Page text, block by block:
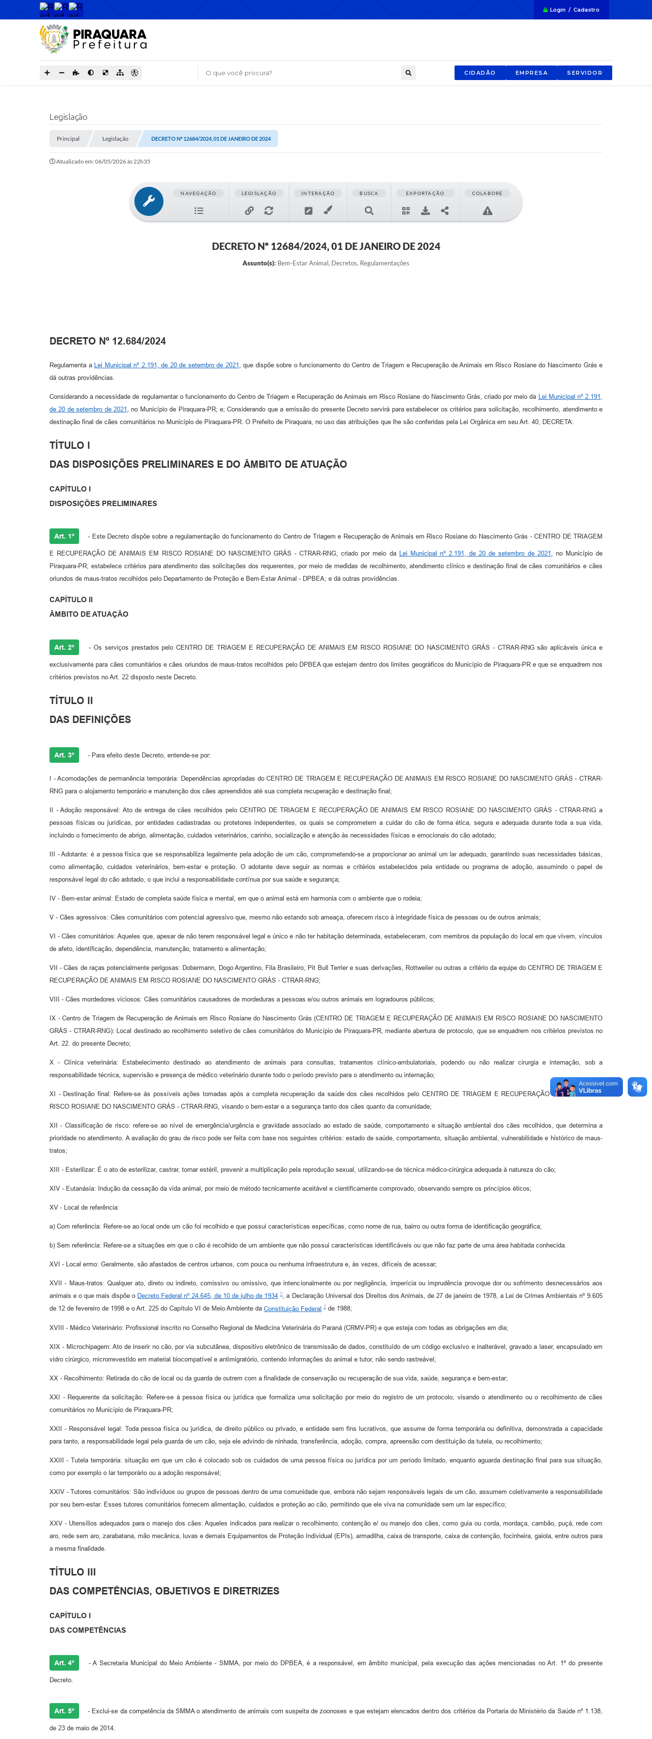
Login / Cadastro
O que você procura? CIDADÃO EMPRESA SERVIDOR
Legislação
Principal Legislação DECRETO Nº 12684/2024, 01 DE JANEIRO DE 2024
Atualizado em: 06/05/2026 às 22h35
NAVEGAÇÃO LEGISLAÇÃO INTERAÇÃO BUSCA EXPORTAÇÃO COLABORE
DECRETO Nº 12684/2024, 01 DE JANEIRO DE 2024
Assunto(s): Bem-Estar Animal, Decretos, Regulamentações
DECRETO Nº 12.684/2024
Regulamenta a Lei Municipal nº 2.191, de 20 de setembro de 2021
, que dispõe sobre o funcionamento do Centro de Triagem e Recuperação de Animais em Risco Rosiane do Nascimento Grás e
dá outras providências.
Considerando a necessidade de regulamentar o funcionamento do Centro de Triagem e Recuperação de Animais em Risco Rosiane do Nascimento Grás, criado por meio da Lei Municipal nº 2.191,
de 20 de setembro de 2021
, no Município de Piraquara-PR; e; Considerando que a emissão do presente Decreto servirá para estabelecer os critérios para solicitação, recolhimento, atendimento e
destinação final de cães comunitários no Município de Piraquara-PR. O Prefeito de Piraquara, no uso das atribuições que lhe são conferidas pela Lei Orgânica em seu Art. 40, DECRETA:
TÍTULO I
DAS DISPOSIÇÕES PRELIMINARES E DO ÂMBITO DE ATUAÇÃO
CAPÍTULO I
DISPOSIÇÕES PRELIMINARES
Art. 1º - Este Decreto dispõe sobre a regulamentação do funcionamento do Centro de Triagem e Recuperação de Animais em Risco Rosiane do Nascimento Grás - CENTRO DE TRIAGEM
E RECUPERAÇÃO DE ANIMAIS EM RISCO ROSIANE DO NASCIMENTO GRÁS - CTRAR-RNG, criado por meio da Lei Municipal nº 2.191, de 20 de setembro de 2021 , no Município de
Piraquara-PR; estabelece critérios para atendimento das solicitações dos requerentes, por meio de medidas de recolhimento, atendimento clínico e destinação final de cães comunitários e cães
oriundos de maus-tratos recolhidos pelo Departamento de Proteção e Bem-Estar Animal - DPBEA; e dá outras providências.
CAPÍTULO II
ÂMBITO DE ATUAÇÃO
Art. 2º - Os serviços prestados pelo CENTRO DE TRIAGEM E RECUPERAÇÃO DE ANIMAIS EM RISCO ROSIANE DO NASCIMENTO GRÁS - CTRAR-RNG são aplicáveis única e
exclusivamente para cães comunitários e cães oriundos de maus-tratos recolhidos pelo DPBEA que estejam dentro dos limites geográficos do Município de Piraquara-PR e que se enquadrem nos
critérios previstos no Art. 22 disposto neste Decreto.
TÍTULO II
DAS DEFINIÇÕES
Art. 3º - Para efeito deste Decreto, entende-se por:
I - Acomodações de permanência temporária: Dependências apropriadas do CENTRO DE TRIAGEM E RECUPERAÇÃO DE ANIMAIS EM RISCO ROSIANE DO NASCIMENTO GRÁS - CTRAR-
RNG para o alojamento temporário e manutenção dos cães apreendidos até sua completa recuperação e destinação final;
II - Adoção responsável: Ato de entrega de cães recolhidos pelo CENTRO DE TRIAGEM E RECUPERAÇÃO DE ANIMAIS EM RISCO ROSIANE DO NASCIMENTO GRÁS - CTRAR-RNG a
pessoas físicas ou jurídicas, por entidades cadastradas ou protetores independentes, os quais se comprometem a cuidar do cão de forma ética, segura e adequada durante toda a sua vida,
incluindo o fornecimento de abrigo, alimentação, cuidados veterinários, carinho, socialização e atenção às necessidades físicas e emocionais do cão adotado;
III - Adotante: é a pessoa física que se responsabiliza legalmente pela adoção de um cão, comprometendo-se a proporcionar ao animal um lar adequado, garantindo suas necessidades básicas,
como alimentação, cuidados veterinários, bem-estar e proteção. O adotante deve seguir as normas e critérios estabelecidos pela entidade ou programa de adoção, assumindo o papel de
responsável legal do cão adotado, o que inclui a responsabilidade contínua por sua saúde e segurança;
IV - Bem-estar animal: Estado de completa saúde física e mental, em que o animal está em harmonia com o ambiente que o rodeia;
V - Cães agressivos: Cães comunitários com potencial agressivo que, mesmo não estando sob ameaça, oferecem risco à integridade física de pessoas ou de outros animais;
VI - Cães comunitários: Aqueles que, apesar de não terem responsável legal e único e não ter habitação determinada, estabeleceram, com membros da população do local em que vivem, vínculos
de afeto, identificação, dependência, manutenção, tratamento e alimentação;
VII - Cães de raças potencialmente perigosas: Dobermann, Dogo Argentino, Fila Brasileiro, Pit Bull Terrier e suas derivações, Rottweiler ou outras a critério da equipe do CENTRO DE TRIAGEM E
RECUPERAÇÃO DE ANIMAIS EM RISCO ROSIANE DO NASCIMENTO GRÁS - CTRAR-RNG;
VIII - Cães mordedores viciosos: Cães comunitários causadores de mordeduras a pessoas e/ou outros animais em logradouros públicos;
IX - Centro de Triagem de Recuperação de Animais em Risco Rosiane do Nascimento Grás (CENTRO DE TRIAGEM E RECUPERAÇÃO DE ANIMAIS EM RISCO ROSIANE DO NASCIMENTO
GRÁS - CTRAR-RNG): Local destinado ao recolhimento seletivo de cães comunitários do Município de Piraquara-PR, mediante abertura de protocolo, que se enquadrem nos critérios previstos no
Art. 22. do presente Decreto;
X - Clínica veterinária: Estabelecimento destinado ao atendimento de animais para consultas, tratamentos clínico-ambulatoriais, podendo ou não realizar cirurgia e internação, sob a
responsabilidade técnica, supervisão e presença de médico veterinário durante todo o período previsto para o atendimento ou internação;
XI - Destinação final: Refere-se às possíveis ações tomadas após a completa recuperação da saúde dos cães recolhidos pelo CENTRO DE TRIAGEM E RECUPERAÇÃO DE ANIMAIS EM
RISCO ROSIANE DO NASCIMENTO GRÁS - CTRAR-RNG, visando o bem-estar e a segurança tanto dos cães quanto da comunidade;
XII - Classificação de risco: refere-se ao nível de emergência/urgência e gravidade associado ao estado de saúde, comportamento e situação ambiental dos cães recolhidos, que determina a
prioridade no atendimento. A avaliação do grau de risco pode ser feita com base nos seguintes critérios: estado de saúde, comportamento, situação ambiental, vulnerabilidade e histórico de maus-
tratos;
XIII - Esterilizar: É o ato de esterilizar, castrar, tornar estéril, prevenir a multiplicação pela reprodução sexual, utilizando-se de técnica médico-cirúrgica adequada à natureza do cão;
XIV - Eutanásia: Indução da cessação da vida animal, por meio de método tecnicamente aceitável e cientificamente comprovado, observando sempre os princípios éticos;
XV - Local de referência:
a) Com referência: Refere-se ao local onde um cão foi recolhido e que possui características específicas, como nome de rua, bairro ou outra forma de identificação geográfica;
b) Sem referência: Refere-se a situações em que o cão é recolhido de um ambiente que não possui características identificáveis ou que não faz parte de uma área habitada conhecida.
XVI - Local ermo: Geralmente, são afastados de centros urbanos, com pouca ou nenhuma infraestrutura e, às vezes, difíceis de acessar;
XVII - Maus-tratos: Qualquer ato, direto ou indireto, comissivo ou omissivo, que intencionalmente ou por negligência, imperícia ou imprudência provoque dor ou sofrimento desnecessários aos
animais e o que mais dispõe o Decreto Federal nº 24.645, de 10 de julho de 1934
, a Declaração Universal dos Direitos dos Animais, de 27 de janeiro de 1978, a Lei de Crimes Ambientais nº 9.605
de 12 de fevereiro de 1998 e o Art. 225 do Capítulo VI de Meio Ambiente da Constituição Federal de 1988;
XVIII - Médico Veterinário: Profissional inscrito no Conselho Regional de Medicina Veterinária do Paraná (CRMV-PR) e que esteja com todas as obrigações em dia;
XIX - Microchipagem: Ato de inserir no cão, por via subcutânea, dispositivo eletrônico de transmissão de dados, constituído de um código exclusivo e inalterável, gravado a laser, encapsulado em
vidro cirúrgico, microrrevestido em material biocompatível e antimigratório, contendo informações do animal e tutor, não sendo rastreável;
XX - Recolhimento: Retirada do cão de local ou da guarda de outrem com a finalidade de conservação ou recuperação de sua vida, saúde, segurança e bem-estar;
XXI - Requerente da solicitação: Refere-se à pessoa física ou jurídica que formaliza uma solicitação por meio do registro de um protocolo, visando o atendimento ou o recolhimento de cães
comunitários no Município de Piraquara-PR;
XXII - Responsável legal: Toda pessoa física ou jurídica, de direito público ou privado, e entidade sem fins lucrativos, que assume de forma temporária ou definitiva, demonstrada a capacidade
para tanto, a responsabilidade legal pela guarda de um cão, seja ele advindo de ninhada, transferência, adoção, compra, apreensão com destituição da tutela, ou recolhimento;
XXIII - Tutela temporária: situação em que um cão é colocado sob os cuidados de uma pessoa física ou jurídica por um período limitado, enquanto aguarda destinação final para sua situação,
como por exemplo o lar temporário ou a adoção responsável;
XXIV - Tutores comunitários: São indivíduos ou grupos de pessoas dentro de uma comunidade que, embora não sejam responsáveis legais de um cão, assumem coletivamente a responsabilidade
por seu bem-estar. Esses tutores comunitários fornecem alimentação, cuidados e proteção ao cão, permitindo que ele viva na comunidade sem um lar específico;
XXV - Utensílios adequados para o manejo dos cães: Aqueles indicados para realizar o recolhimento, contenção e/ ou manejo dos cães, como guia ou corda, mordaça, cambão, puçá, rede com
aro, rede sem aro, zarabatana, mão mecânica, luvas e demais Equipamentos de Proteção Individual (EPIs), armadilha, caixa de transporte, caixa de contenção, focinheira, gaiola, entre outros para
a mesma finalidade.
TÍTULO III
DAS COMPETÊNCIAS, OBJETIVOS E DIRETRIZES
CAPÍTULO I
DAS COMPETÊNCIAS
Art. 4º - A Secretaria Municipal do Meio Ambiente - SMMA, por meio do DPBEA, é a responsável, em âmbito municipal, pela execução das ações mencionadas no Art. 1º do presente
Decreto.
Art. 5º - Exclui-se da competência da SMMA o atendimento de animais com suspeita de zoonoses e que estejam elencados dentro dos critérios da Portaria do Ministério da Saúde nº 1.138,
de 23 de maio de 2014.